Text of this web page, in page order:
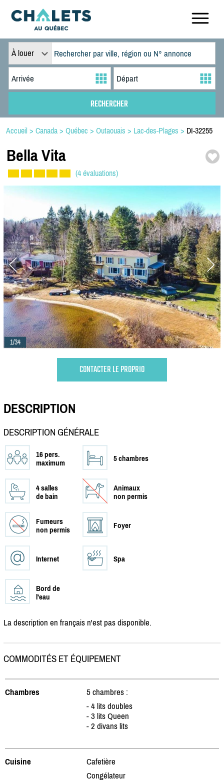
À louer
Accueil > Canada > Québec > Outaouais > Lac-des-Plages > DI-32255
Bella Vita
(4 évaluations)
1/34
CONTACTER LE PROPRIO
DESCRIPTION
DESCRIPTION GÉNÉRALE
16 pers.
maximum
5 chambres
4 salles
de bain
Animaux
non permis
Fumeurs
non permis
Foyer
Internet Spa
Bord de
l'eau
La description en français n'est pas disponible.
COMMODITÉS ET ÉQUIPEMENT
Chambres
5 chambres :
- 4 lits doubles
- 3 lits Queen
- 2 divans lits
Cuisine
Cafetière
Congélateur